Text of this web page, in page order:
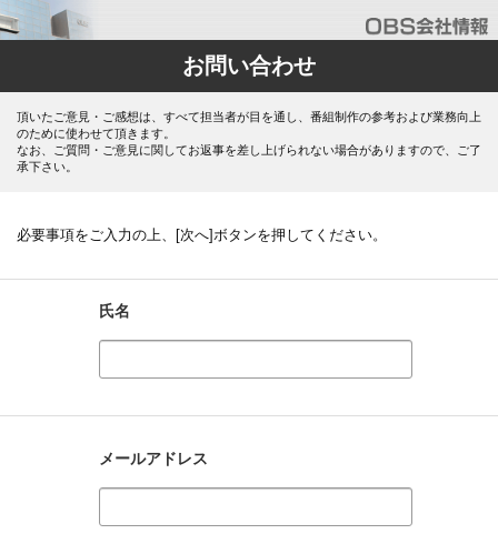
お問い合わせ
頂いたご意見・ご感想は、すべて担当者が目を通し、番組制作の参考および業務向上
のために使わせて頂きます。
なお、ご質問・ご意見に関してお返事を差し上げられない場合がありますので、ご了
承下さい。
必要事項をご入力の上、[次へ]ボタンを押してください。
氏名
メールアドレス